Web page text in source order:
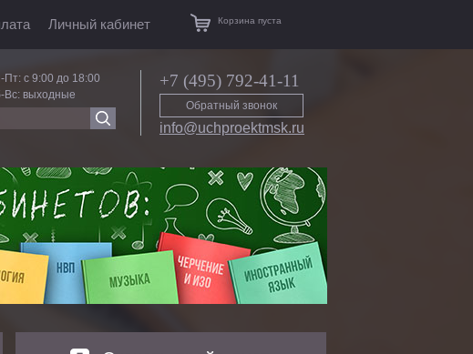
Личный кабинет Корзина пуста
Пт: с 9:00 до 18:00
Вс: выходные
+7 (495) 792-41-11
Обратный звонок
info@uchproektmsk.ru